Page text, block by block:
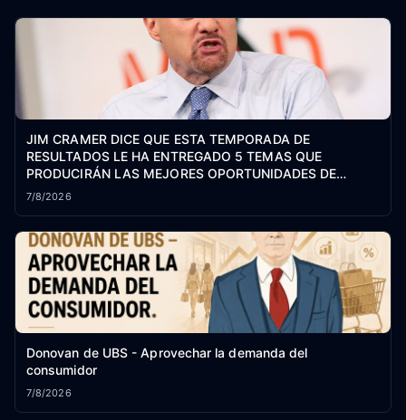
JIM CRAMER DICE QUE ESTA TEMPORADA DE
RESULTADOS LE HA ENTREGADO 5 TEMAS QUE
PRODUCIRÁN LAS MEJORES OPORTUNIDADES DE
COMPRA DEL MERCADO PARA LO QUE QUEDA DE 2026
7/8/2026
Donovan de UBS - Aprovechar la demanda del
consumidor
7/8/2026